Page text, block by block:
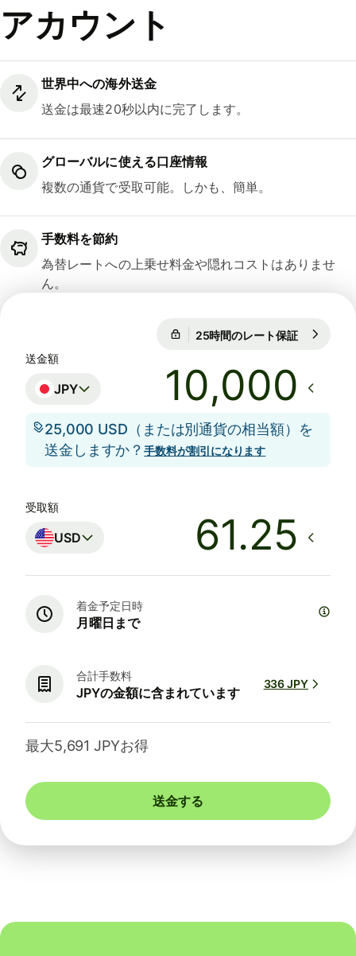
アカウント
世界中への海外送金
送金は最速20秒以内に完了します。
グローバルに使える口座情報
複数の通貨で受取可能。しかも、簡単。
手数料を節約
為替レートへの上乗せ料金や隠れコストはありませ
ん。
25時間のレート保証
送金額
JPY
25,000 USD（または別通貨の相当額）を
送金しますか？手数料が割引になります
受取額
USD
着金予定日時
月曜日まで
合計手数料
JPYの金額に含まれています
336 JPY
最大5,691 JPYお得
送金する